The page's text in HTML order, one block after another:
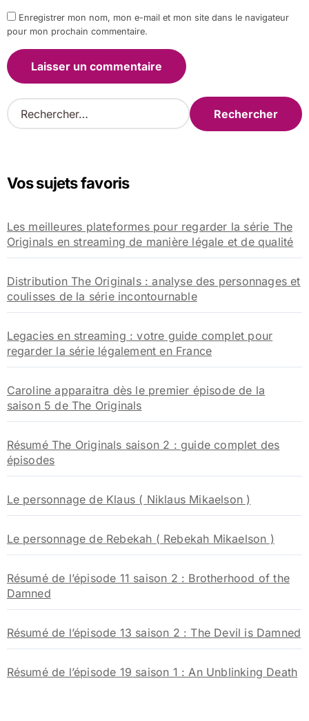
Enregistrer mon nom, mon e-mail et mon site dans le navigateur
pour mon prochain commentaire.
R
e
r
e
r
Vos sujets favoris
Les meilleures plateformes pour regarder la série The
Originals en streaming de manière légale et de qualité
Distribution The Originals : analyse des personnages et
coulisses de la série incontournable
Legacies en streaming : votre guide complet pour
regarder la série légalement en France
Caroline apparaitra dès le premier épisode de la
saison 5 de The Originals
Résumé The Originals saison 2 : guide complet des
épisodes
Le personnage de Klaus ( Niklaus Mikaelson )
Le personnage de Rebekah ( Rebekah Mikaelson )
Résumé de l’épisode 11 saison 2 : Brotherhood of the
Damned
Résumé de l’épisode 13 saison 2 : The Devil is Damned
Résumé de l’épisode 19 saison 1 : An Unblinking Death